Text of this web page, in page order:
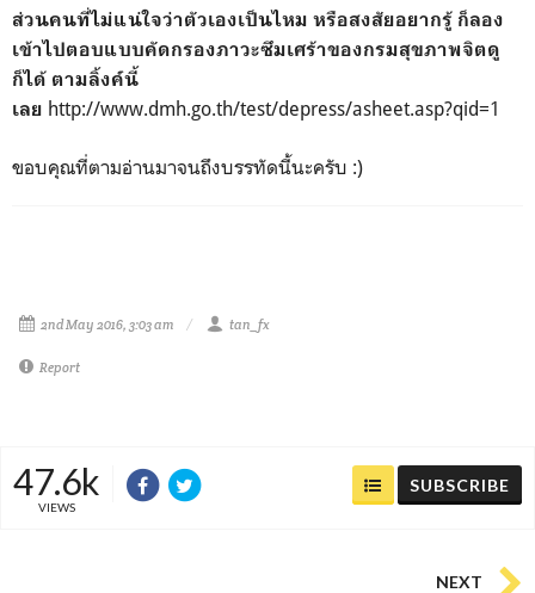
ส่วนคนที่ไม่แน่ใจว่าตัวเองเป็นไหม หรือสงสัยอยากรู้ ก็ลอง
เข้าไปตอบแบบคัดกรองภาวะซึมเศร้าของกรมสุขภาพจิตดู
ก็ได้ ตามลิ้งค์นี้
เลย http://www.dmh.go.th/test/depress/asheet.asp?qid=1
ขอบคุณที่ตามอ่านมาจนถึงบรรทัดนี้นะครับ :)
2nd May 2016, 3:03 am tan_fx
Report
47.6k
VIEWS
SUBSCRIBE
NEXT